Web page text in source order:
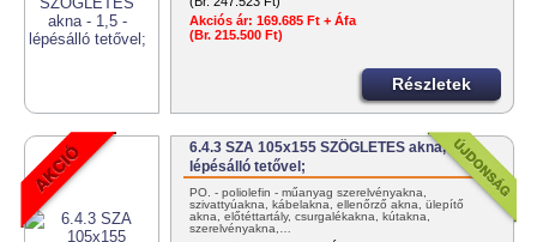
Akciós ár: 169.685 Ft + Áfa
(Br. 215.500 Ft)
Részletek
6.4.3 SZA 105x155 SZÖGLETES akna,
lépésálló tetővel;
PO. - poliolefin - műanyag szerelvényakna,
szivattyúakna, kábelakna, ellenőrző akna, ülepítő
akna, előtéttartály, csurgalékakna, kútakna,
szerelvényakna,…